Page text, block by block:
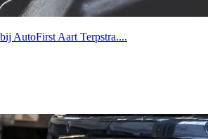
AutoFirst Aart Terpstra....